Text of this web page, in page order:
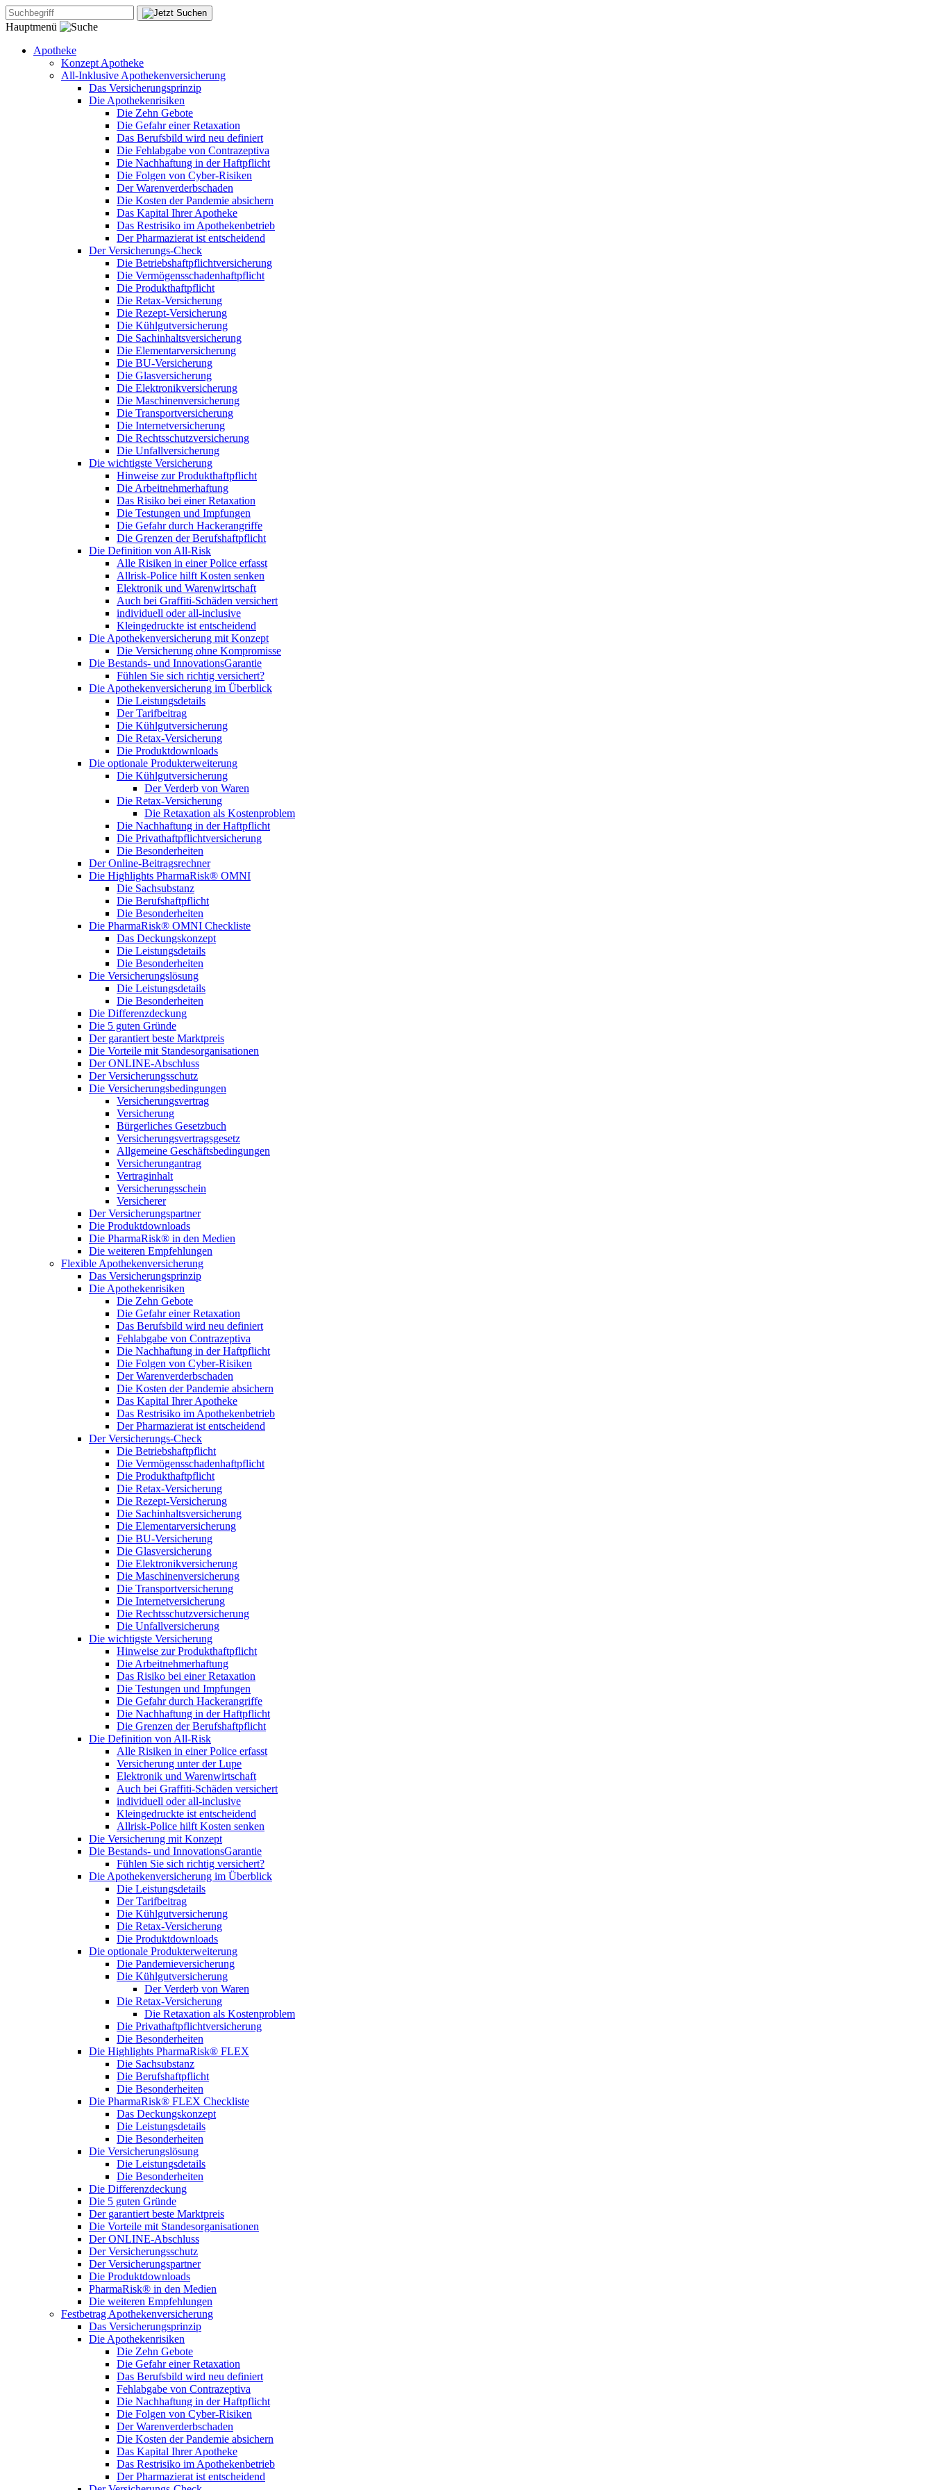
Hauptmenü
Apotheke
Konzept Apotheke
All-Inklusive Apothekenversicherung
Das Versicherungsprinzip
Die Apothekenrisiken
Die Zehn Gebote
Die Gefahr einer Retaxation
Das Berufsbild wird neu definiert
Die Fehlabgabe von Contrazeptiva
Die Nachhaftung in der Haftpflicht
Die Folgen von Cyber-Risiken
Der Warenverderbschaden
Die Kosten der Pandemie absichern
Das Kapital Ihrer Apotheke
Das Restrisiko im Apothekenbetrieb
Der Pharmazierat ist entscheidend
Der Versicherungs-Check
Die Betriebshaftpflichtversicherung
Die Vermögensschadenhaftpflicht
Die Produkthaftpflicht
Die Retax-Versicherung
Die Rezept-Versicherung
Die Kühlgutversicherung
Die Sachinhaltsversicherung
Die Elementarversicherung
Die BU-Versicherung
Die Glasversicherung
Die Elektronikversicherung
Die Maschinenversicherung
Die Transportversicherung
Die Internetversicherung
Die Rechtsschutzversicherung
Die Unfallversicherung
Die wichtigste Versicherung
Hinweise zur Produkthaftpflicht
Die Arbeitnehmerhaftung
Das Risiko bei einer Retaxation
Die Testungen und Impfungen
Die Gefahr durch Hackerangriffe
Die Grenzen der Berufshaftpflicht
Die Definition von All-Risk
Alle Risiken in einer Police erfasst
Allrisk-Police hilft Kosten senken
Elektronik und Warenwirtschaft
Auch bei Graffiti-Schäden versichert
individuell oder all-inclusive
Kleingedruckte ist entscheidend
Die Apothekenversicherung mit Konzept
Die Versicherung ohne Kompromisse
Die Bestands- und InnovationsGarantie
Fühlen Sie sich richtig versichert?
Die Apothekenversicherung im Überblick
Die Leistungsdetails
Der Tarifbeitrag
Die Kühlgutversicherung
Die Retax-Versicherung
Die Produktdownloads
Die optionale Produkterweiterung
Die Kühlgutversicherung
Der Verderb von Waren
Die Retax-Versicherung
Die Retaxation als Kostenproblem
Die Nachhaftung in der Haftpflicht
Die Privathaftpflichtversicherung
Die Besonderheiten
Der Online-Beitragsrechner
Die Highlights PharmaRisk® OMNI
Die Sachsubstanz
Die Berufshaftpflicht
Die Besonderheiten
Die PharmaRisk® OMNI Checkliste
Das Deckungskonzept
Die Leistungsdetails
Die Besonderheiten
Die Versicherungslösung
Die Leistungsdetails
Die Besonderheiten
Die Differenzdeckung
Die 5 guten Gründe
Der garantiert beste Marktpreis
Die Vorteile mit Standesorganisationen
Der ONLINE-Abschluss
Der Versicherungsschutz
Die Versicherungsbedingungen
Versicherungsvertrag
Versicherung
Bürgerliches Gesetzbuch
Versicherungsvertragsgesetz
Allgemeine Geschäftsbedingungen
Versicherungantrag
Vertraginhalt
Versicherungsschein
Versicherer
Der Versicherungspartner
Die Produktdownloads
Die PharmaRisk® in den Medien
Die weiteren Empfehlungen
Flexible Apothekenversicherung
Das Versicherungsprinzip
Die Apothekenrisiken
Die Zehn Gebote
Die Gefahr einer Retaxation
Das Berufsbild wird neu definiert
Fehlabgabe von Contrazeptiva
Die Nachhaftung in der Haftpflicht
Die Folgen von Cyber-Risiken
Der Warenverderbschaden
Die Kosten der Pandemie absichern
Das Kapital Ihrer Apotheke
Das Restrisiko im Apothekenbetrieb
Der Pharmazierat ist entscheidend
Der Versicherungs-Check
Die Betriebshaftpflicht
Die Vermögensschadenhaftpflicht
Die Produkthaftpflicht
Die Retax-Versicherung
Die Rezept-Versicherung
Die Sachinhaltsversicherung
Die Elementarversicherung
Die BU-Versicherung
Die Glasversicherung
Die Elektronikversicherung
Die Maschinenversicherung
Die Transportversicherung
Die Internetversicherung
Die Rechtsschutzversicherung
Die Unfallversicherung
Die wichtigste Versicherung
Hinweise zur Produkthaftpflicht
Die Arbeitnehmerhaftung
Das Risiko bei einer Retaxation
Die Testungen und Impfungen
Die Gefahr durch Hackerangriffe
Die Nachhaftung in der Haftpflicht
Die Grenzen der Berufshaftpflicht
Die Definition von All-Risk
Alle Risiken in einer Police erfasst
Versicherung unter der Lupe
Elektronik und Warenwirtschaft
Auch bei Graffiti-Schäden versichert
individuell oder all-inclusive
Kleingedruckte ist entscheidend
Allrisk-Police hilft Kosten senken
Die Versicherung mit Konzept
Die Bestands- und InnovationsGarantie
Fühlen Sie sich richtig versichert?
Die Apothekenversicherung im Überblick
Die Leistungsdetails
Der Tarifbeitrag
Die Kühlgutversicherung
Die Retax-Versicherung
Die Produktdownloads
Die optionale Produkterweiterung
Die Pandemieversicherung
Die Kühlgutversicherung
Der Verderb von Waren
Die Retax-Versicherung
Die Retaxation als Kostenproblem
Die Privathaftpflichtversicherung
Die Besonderheiten
Die Highlights PharmaRisk® FLEX
Die Sachsubstanz
Die Berufshaftpflicht
Die Besonderheiten
Die PharmaRisk® FLEX Checkliste
Das Deckungskonzept
Die Leistungsdetails
Die Besonderheiten
Die Versicherungslösung
Die Leistungsdetails
Die Besonderheiten
Die Differenzdeckung
Die 5 guten Gründe
Der garantiert beste Marktpreis
Die Vorteile mit Standesorganisationen
Der ONLINE-Abschluss
Der Versicherungsschutz
Der Versicherungspartner
Die Produktdownloads
PharmaRisk® in den Medien
Die weiteren Empfehlungen
Festbetrag Apothekenversicherung
Das Versicherungsprinzip
Die Apothekenrisiken
Die Zehn Gebote
Die Gefahr einer Retaxation
Das Berufsbild wird neu definiert
Fehlabgabe von Contrazeptiva
Die Nachhaftung in der Haftpflicht
Die Folgen von Cyber-Risiken
Der Warenverderbschaden
Die Kosten der Pandemie absichern
Das Kapital Ihrer Apotheke
Das Restrisiko im Apothekenbetrieb
Der Pharmazierat ist entscheidend